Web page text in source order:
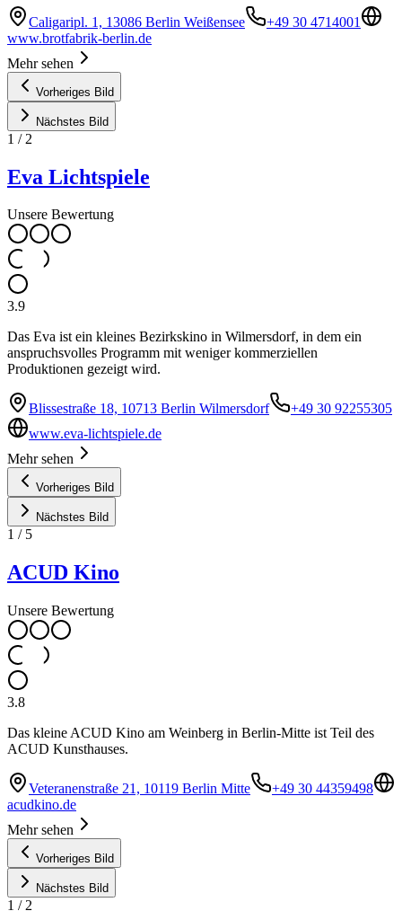
Caligaripl. 1, 13086 Berlin Weißensee
+49 30 4714001
www.brotfabrik-berlin.de
Mehr sehen
Vorheriges Bild
Nächstes Bild
1 / 2
Eva Lichtspiele
Unsere Bewertung
3.9
Das Eva ist ein kleines Bezirkskino in Wilmersdorf, in dem ein
anspruchsvolles Programm mit weniger kommerziellen
Produktionen gezeigt wird.
Blissestraße 18, 10713 Berlin Wilmersdorf
+49 30 92255305
www.eva-lichtspiele.de
Mehr sehen
Vorheriges Bild
Nächstes Bild
1 / 5
ACUD Kino
Unsere Bewertung
3.8
Das kleine ACUD Kino am Weinberg in Berlin-Mitte ist Teil des
ACUD Kunsthauses.
Veteranenstraße 21, 10119 Berlin Mitte
+49 30 44359498
acudkino.de
Mehr sehen
Vorheriges Bild
Nächstes Bild
1 / 2